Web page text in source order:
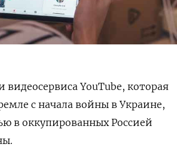
видеосервиса YouTube, которая
с начала войны в Украине,
в оккупированных Россией